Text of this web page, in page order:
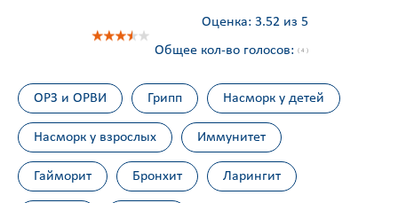
Оценка: 3.52 из 5
Общее кол-во голосов:
( 4 )
ОРЗ и ОРВИ Грипп Насморк у детей
Насморк у взрослых Иммунитет
Гайморит Бронхит Ларингит